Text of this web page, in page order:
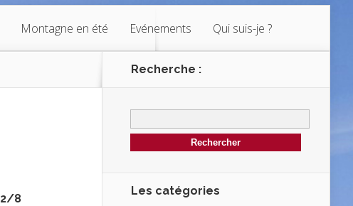
Montagne en été Evénements Qui suis-je ?
2/8
Recherche :
Les catégories